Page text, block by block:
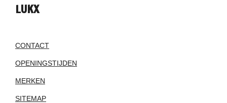
LUKX
CONTACT
OPENINGSTIJDEN
MERKEN
SITEMAP